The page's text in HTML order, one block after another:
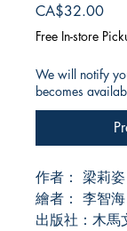
CA$32.00Price
Free In-store
We will notify
becomes
作者： 梁莉姿
繪者： 李智海
出版社：木馬